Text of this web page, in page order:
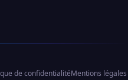
de confidentialitéMentions légales